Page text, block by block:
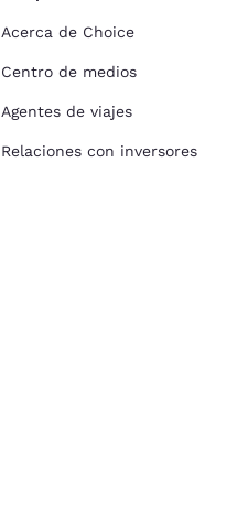
Acerca de Choice
Centro de medios
Agentes de viajes
Relaciones con inversores